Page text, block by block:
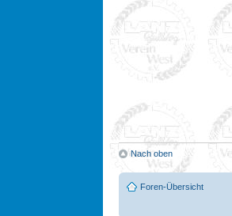
Nach oben
Foren-Übersicht